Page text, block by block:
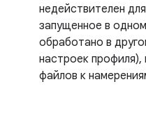
недействителен
запущенное в
обработано в
настроек профиля),
файлов к